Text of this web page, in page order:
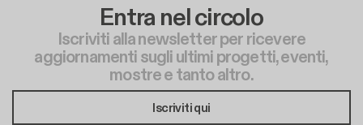
Entra nel circolo
Iscriviti alla newsletter per ricevere
aggiornamenti sugli ultimi progetti, eventi,
mostre e tanto altro.
Iscriviti qui